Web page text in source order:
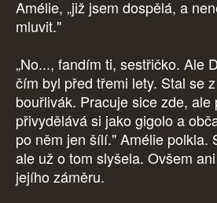
Amélie, „již jsem dospělá, a
mluvit."
„No..., fandím ti, sestřičko. Ale
čím byl před třemi lety. Stal se
bouřlivák. Pracuje sice zde, ale
přivydělává si jako gigolo a
po něm jen šílí." Amélie polkla.
ale už o tom slyšela. Ovšem
jejího záměru.